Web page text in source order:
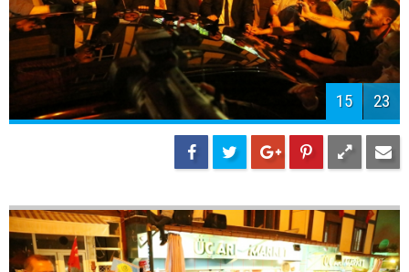
15 23